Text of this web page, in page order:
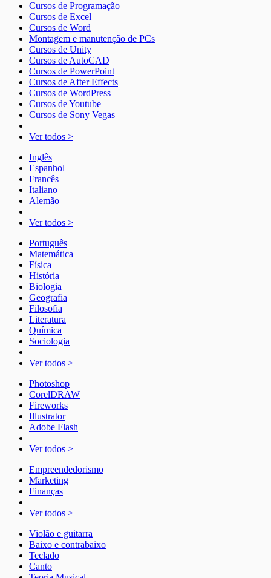
Cursos de Programação
Cursos de Excel
Cursos de Word
Montagem e manutenção de PCs
Cursos de Unity
Cursos de AutoCAD
Cursos de PowerPoint
Cursos de After Effects
Cursos de WordPress
Cursos de Youtube
Cursos de Sony Vegas
Ver todos >
Inglês
Espanhol
Francês
Italiano
Alemão
Ver todos >
Português
Matemática
Física
História
Biologia
Geografia
Filosofia
Literatura
Química
Sociologia
Ver todos >
Photoshop
CorelDRAW
Fireworks
Illustrator
Adobe Flash
Ver todos >
Empreendedorismo
Marketing
Finanças
Ver todos >
Violão e guitarra
Baixo e contrabaixo
Teclado
Canto